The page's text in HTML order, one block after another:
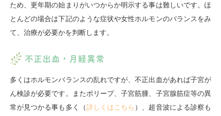
ため、更年期の始まりがいつからか明示する事は難しいです。ほ
とんどの場合は下記のような症状や女性ホルモンのバランスをみ
て、治療が必要かを判断します。
不正出血・月経異常
多くはホルモンバランスの乱れですが、不正出血があれば子宮が
ん検診が必要です。またポリープ、子宮筋腫、子宮腺筋症等の異
常が見つかる事も多く（詳しくはこちら ）、超音波による診察も